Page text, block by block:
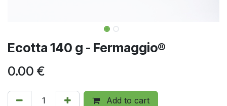
Ecotta 140 g - Fermaggio®
0.00 €
Add to cart